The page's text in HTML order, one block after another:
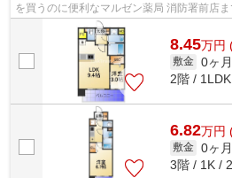
を買うのに便利なマルゼン薬局 消防署前店
ベータ・敷地内ごみ置き場などが揃っ...
8.45万円
敷金 0ヶ月
2階 /
6.82万円
敷金 0ヶ月
3階 / 1K /